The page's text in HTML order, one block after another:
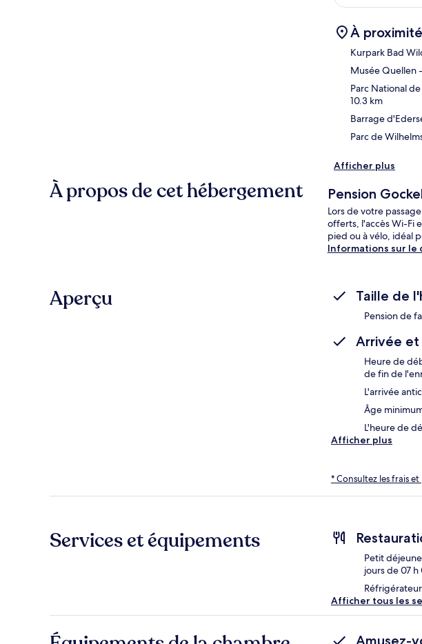
À proximité
Kurpark Bad
Musée Quellen
Parc National
10.3 km
Barrage
Parc de
Afficher plus
À propos de cet hébergement Pension
Lors de votre
offerts, l'accès Wi-Fi
pied ou à vélo, idéal
Informations sur
Aperçu Taille de
Pension de
Arrivée
Heure de
de fin de
L'arrivée
Âge
L'heure de
Afficher plus
* Consultez les frais
Services et équipements
Petit
jours de 07
Afficher tous les